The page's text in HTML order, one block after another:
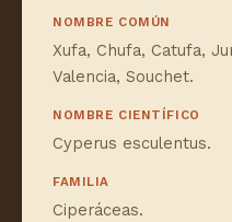
NOMBRE COMÚN
Xufa, Chufa, Catufa,
Valencia, Souchet.
NOMBRE CIENTÍFICO
Cyperus esculentus.
FAMILIA
Ciperáceas.